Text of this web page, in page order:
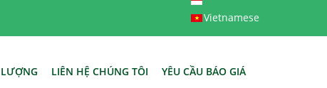
Vietnamese
LIÊN HỆ CHÚNG TÔI YÊU CẦU BÁO GIÁ